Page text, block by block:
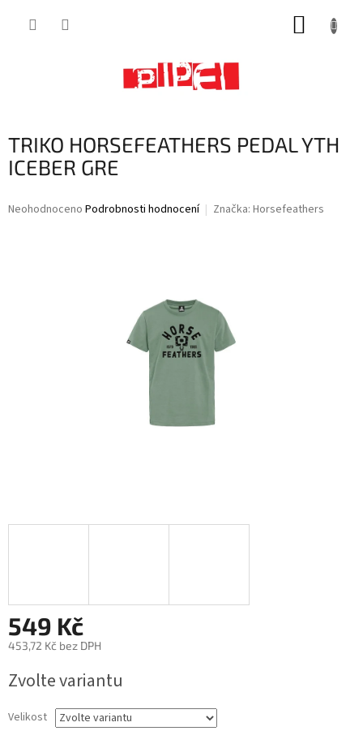
TRIKO HORSEFEATHERS PEDAL YTH
ICEBER GRE
Průměrné
Neohodnoceno Podrobnosti hodnocení Značka: Horsefeathers
549 Kč
453,72 Kč bez DPH
cena:
Zvolte variantu
Velikost